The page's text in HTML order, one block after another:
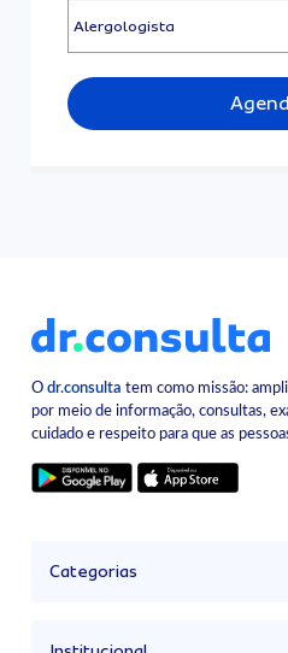
Odr.consulta tem como missão:
por meio de informação, consultas,
cuidado e respeito para que as
Categorias